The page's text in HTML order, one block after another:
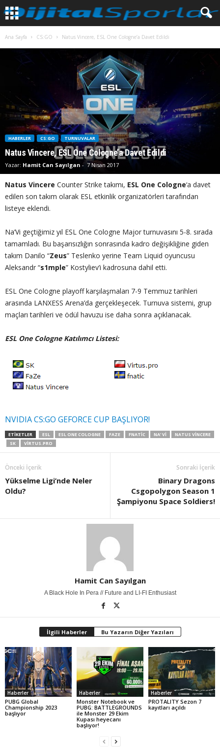
Ana Sayfa CS:GO Natus Vincere, ESL One Cologne’a Davet Edildi
HABERLER CS:GO TURNUVALAR
Natus Vincere, ESL One Cologne’a Davet Edildi
Yazar: Hamit Can Sayılgan - 7 Nisan 2017
Natus Vincere Counter Strike takımı, ESL One Cologne‘a davet
edilen son takım olarak ESL etkinlik organizatörleri tarafından
listeye eklendi.
Na’Vi geçtiğimiz yıl ESL One Cologne Major turnuvasını 5-8. sırada
tamamladı. Bu başarısızlığın sonrasında kadro değişikliğine giden
takım Danilo “Zeus” Teslenko yerine Team Liquid oyuncusu
Aleksandr “s1mple” Kostyliev’i kadrosuna dahil etti.
ESL One Cologne playoff karşılaşmaları 7-9 Temmuz tarihleri
arasında LANXESS Arena’da gerçekleşecek. Turnuva sistemi, grup
maçları tarihleri ve ödül havuzu ise daha sonra açıklanacak.
ESL One Cologne Katılımcı Listesi:
NVIDIA CS:GO GEFORCE CUP BAŞLIYOR!
ETIKETLER ESL ESL ONE COLOGNE FAZE FNATIC NA' VI
NATUS VINCERE
SK
VIRTUS.PRO
Önceki İçerik
Yükselme Ligi’nde Neler
Oldu?
Sonraki İçerik
Binary Dragons
Csgopolygon Season 1
Şampiyonu Space Soldiers!
Hamit Can Sayılgan
A Black Hole In Pera // Future and LI-FI Enthusiast
İlgili Haberler Bu Yazarın Diğer Yazıları
Haberler
PUBG Global
Championship 2023
başlıyor
Haberler
Monster Notebook ve
PUBG: BATTLEGROUNDS
ile Monster 29 Ekim
Kupası heyecanı
başlıyor!
Haberler
PROTALITY Sezon 7
kayıtları açıldı